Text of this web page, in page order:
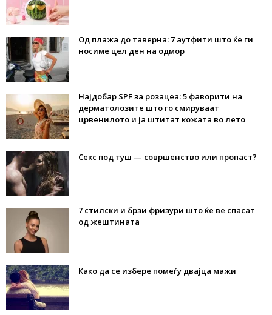
Од плажа до таверна: 7 аутфити што ќе ги
носиме цел ден на одмор
Најдобар SPF за розацеа: 5 фаворити на
дерматолозите што го смируваат
црвенилото и ја штитат кожата во лето
Секс под туш — совршенство или пропаст?
7 стилски и брзи фризури што ќе ве спасат
од жештината
Како да се избере помеѓу двајца мажи